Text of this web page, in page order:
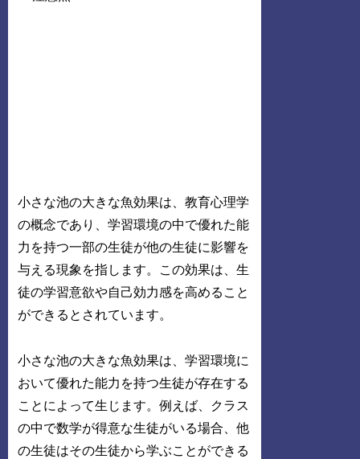
小さな池の大きな魚効果は、教育心理学
の概念であり、学習環境の中で優れた能
力を持つ一部の生徒が他の生徒に影響を
与える現象を指します。この効果は、生
徒の学習意欲や自己効力感を高めること
ができるとされています。
小さな池の大きな魚効果は、学習環境に
おいて優れた能力を持つ生徒が存在する
ことによって生じます。例えば、クラス
の中で数学が得意な生徒がいる場合、他
の生徒はその生徒から学ぶことができる